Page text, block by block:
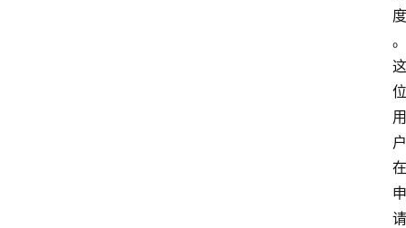
度
。
这
位
用
户
在
申
请